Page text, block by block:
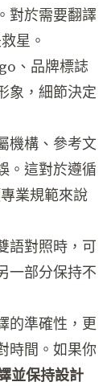
對於需要翻譯
星。
、品牌標誌
象，細節決定
機構、參考文
。這對於遵循
業規範來說
語對照時，可
一部分保持不
的準確性，更
時間。如果你
並保持設計